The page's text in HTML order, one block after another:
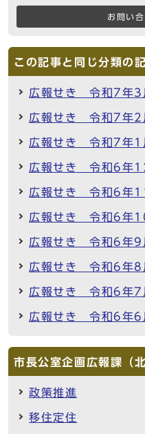
お問い
この記事と同じ分類の
広報せき 令和7年3
広報せき 令和7年2
広報せき 令和7年1
広報せき 令和6年
広報せき 令和6年
広報せき 令和6年
広報せき 令和6年9
広報せき 令和6年8
広報せき 令和6年7
広報せき 令和6年6
市長公室企画広報課（
政策推進
移住定住